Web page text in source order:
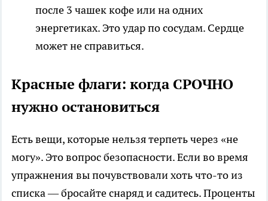
после 3 чашек кофе или на одних
энергетиках. Это удар по сосудам. Сердце
может не справиться.
Красные флаги: когда СРОЧНО
нужно остановиться
Есть вещи, которые нельзя терпеть через «не
могу». Это вопрос безопасности. Если во время
упражнения вы почувствовали хоть что-то из
списка — бросайте снаряд и садитесь. Проценты